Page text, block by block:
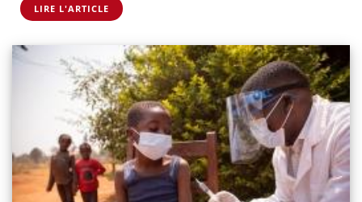
LIRE L'ARTICLE